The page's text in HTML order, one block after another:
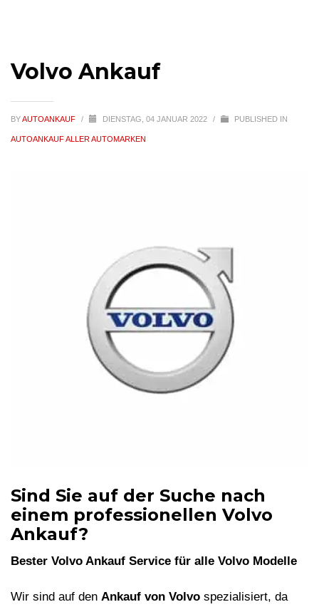
Volvo Ankauf
BYAUTOANKAUF / DIENSTAG, 04 JANUAR 2022 / PUBLISHED IN
AUTOANKAUF ALLER AUTOMARKEN
Sind Sie auf der Suche nach
einem professionellen Volvo
Ankauf?
Bester Volvo Ankauf Service für alle Volvo Modelle
Wir sind auf den Ankauf von Volvo spezialisiert, da